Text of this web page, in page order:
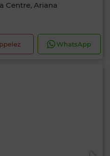
Centre, Ariana
WhatsApp